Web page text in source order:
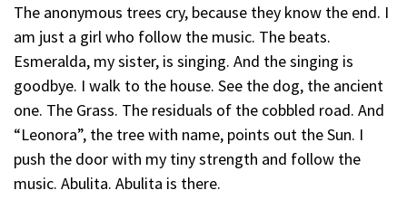
The anonymous trees cry, because they know the end. I
am just a girl who follow the music. The beats.
Esmeralda, my sister, is singing. And the singing is
goodbye. I walk to the house. See the dog, the ancient
one. The Grass. The residuals of the cobbled road. And
“Leonora”, the tree with name, points out the Sun. I
push the door with my tiny strength and follow the
music. Abulita. Abulita is there.